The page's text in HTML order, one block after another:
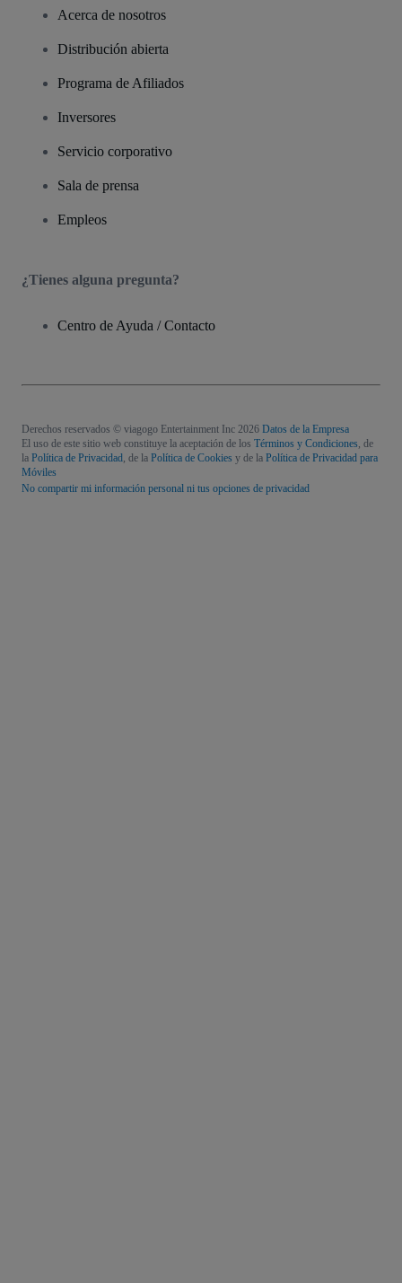
Acerca de nosotros
Distribución abierta
Programa de Afiliados
Inversores
Servicio corporativo
Sala de prensa
Empleos
¿Tienes alguna pregunta?
Centro de Ayuda / Contacto
Derechos reservados © viagogo Entertainment Inc 2026 Datos de la Empresa
El uso de este sitio web constituye la aceptación de los Términos y Condiciones, de
la Política de Privacidad, de la Política de Cookies y de la Política de Privacidad para
Móviles
No compartir mi información personal ni tus opciones de privacidad